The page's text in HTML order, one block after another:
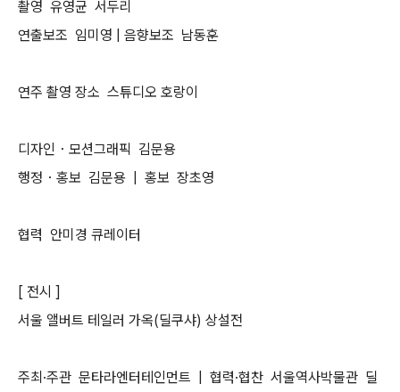
촬영 유영균 서두리
연출보조 임미영 | 음향보조 남동훈
연주 촬영 장소 스튜디오 호랑이
디자인・모션그래픽 김문용
행정・홍보 김문용 | 홍보 장초영
협력 안미경 큐레이터
[ 전시 ]
서울 앨버트 테일러 가옥(딜쿠샤) 상설전
주최·주관 문타라엔터테인먼트 | 협력·협찬 서울역사박물관 딜